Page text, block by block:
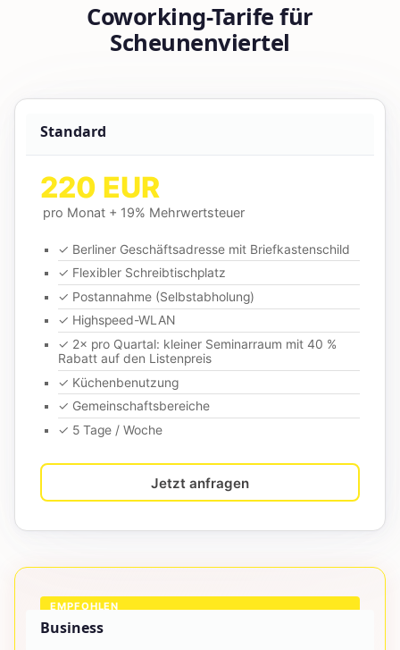
Coworking-Tarife für
Scheunenviertel
Standard
220 EUR
pro Monat + 19% Mehrwertsteuer
✓ Berliner Geschäftsadresse mit Briefkastenschild
✓ Flexibler Schreibtischplatz
✓ Postannahme (Selbstabholung)
✓ Highspeed-WLAN
✓ 2× pro Quartal: kleiner Seminarraum mit 40 %
Rabatt auf den Listenpreis
✓ Küchenbenutzung
✓ Gemeinschaftsbereiche
✓ 5 Tage / Woche
Jetzt anfragen
EMPFOHLEN
Business